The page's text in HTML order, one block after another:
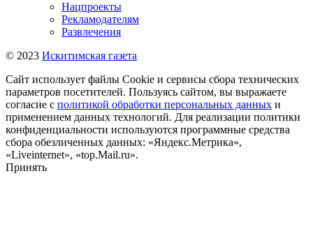
Нацпроекты
Рекламодателям
Развлечения
© 2023 Искитимская газета
Сайт использует файлы Cookie и сервисы сбора технических
параметров посетителей. Пользуясь сайтом, вы выражаете
согласие с политикой обработки персональных данных и
применением данных технологий. Для реализации политики
конфиденциальности используются программные средства
сбора обезличенных данных: «Яндекс.Метрика»,
«Liveinternet», «top.Mail.ru».
Принять